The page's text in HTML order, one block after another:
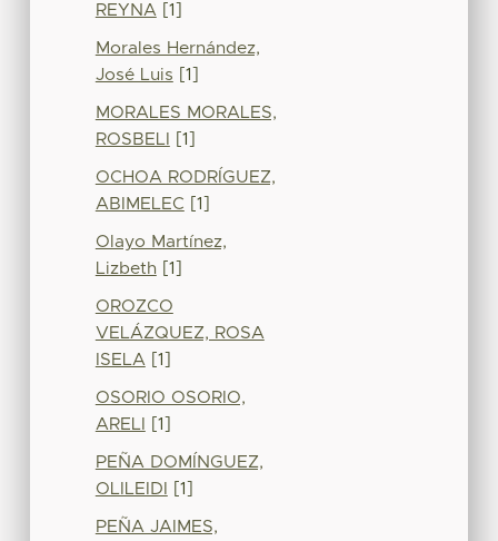
REYNA [1]
Morales Hernández,
José Luis [1]
MORALES MORALES,
ROSBELI
[1]
OCHOA RODRÍGUEZ,
ABIMELEC [1]
Olayo Martínez,
Lizbeth [1]
OROZCO
VELÁZQUEZ, ROSA
ISELA [1]
OSORIO OSORIO,
ARELI
[1]
PEÑA DOMÍNGUEZ,
OLILEIDI
[1]
PEÑA JAIMES,